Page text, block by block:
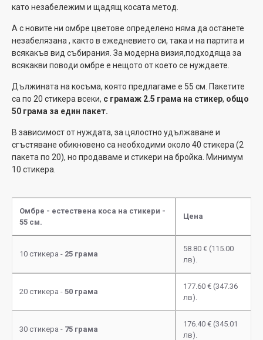
като незабележим и щадящ косата метод.
А с новите ни омбре цветове определено няма да останете
незабелязана , както в ежедневието си, така и на партита и
всякакъв вид събирания. За модерна визия,подходяща за
всякакви поводи омбре е нещото от което се нуждаете.
Дължината на косъма, която предлагаме е 55 см. Пакетите
са по 20 стикера всеки, с грамаж 2.5 грама на стикер, общо
50 грама за един пакет.
В зависимост от нуждата, за цялостно удължаване и
сгъстяване обикновено са необходими около 40 стикера (2
пакета по 20), но продаваме и стикери на бройка. Минимум
10 стикера.
Омбре - естествена коса на стикери -
55 см.
Цена
10 стикера - 25 грама
58.80 € (115.00
лв).
20 стикера - 50 грама
177.60 € (347.36
лв).
30 стикера - 75 грама
176.40 € (345.01
лв).